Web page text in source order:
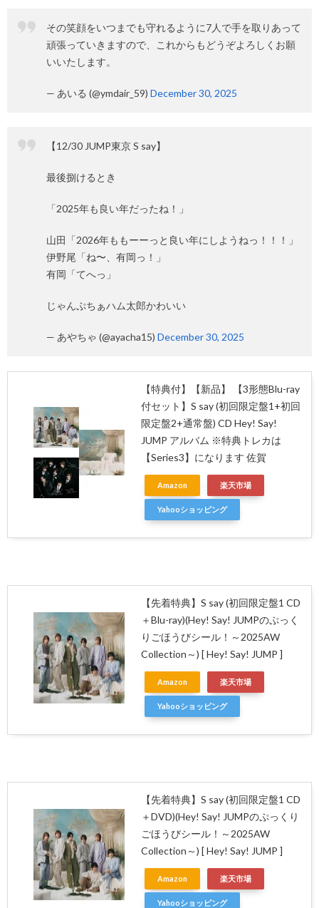
その笑顔をいつまでも守れるように7人で手を取りあって
頑張っていきますので、これからもどうぞよろしくお願
いいたします。
— あいる (@ymdair_59) December 30, 2025
【12/30 JUMP東京 S say】
最後捌けるとき
「2025年も良い年だったね！」
山田「2026年ももーーっと良い年にしようねっ！！！」
伊野尾「ね〜、有岡っ！」
有岡「てへっ」
じゃんぷちぁハム太郎かわいい
— あやちゃ (@ayacha15) December 30, 2025
【特典付】【新品】 【3形態Blu-ray
付セット】S say (初回限定盤1+初回
限定盤2+通常盤) CD Hey! Say!
JUMP アルバム ※特典トレカは
【Series3】になります 佐賀
Amazon 楽天市場
Yahooショッピング
【先着特典】S say (初回限定盤1 CD
＋Blu-ray)(Hey! Say! JUMPのぷっく
りごほうびシール！～2025AW
Collection～) [ Hey! Say! JUMP ]
Amazon 楽天市場
Yahooショッピング
【先着特典】S say (初回限定盤1 CD
＋DVD)(Hey! Say! JUMPのぷっくり
ごほうびシール！～2025AW
Collection～) [ Hey! Say! JUMP ]
Amazon 楽天市場
Yahooショッピング